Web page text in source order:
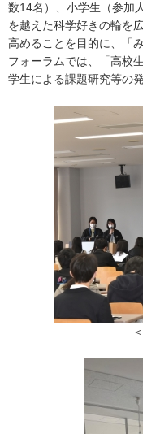
数14名）、小学生（参加
を越えた科学好きの輪を
高めることを目的に、「
フォーラムでは、「高校
学生による課題研究等の